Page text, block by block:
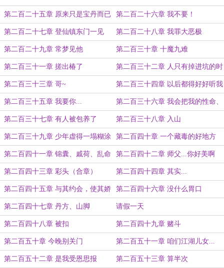
宫
第二百二十五章 原来只是宝丹而已 第二百二十六章 我不要！
第二百二十七章 登仙镇东门一见 第二百二十八章 我罪大恶极
第二百二十九章 常梦见他 第二百三十章 十魔九难
第二百三十一章 搓出椿了 第二百三十二章 人只有掉进坑的时
候...
第二百三十三章 哥~ 第二百三十四章 以后都得好好听我
的，我绝不会害你
第二百三十五章 我要你... 第二百三十六章 我会把我的性命、
我的全部都交给你
第二百三十七章 有人被包养了 第二百三十八章 入山
第二百三十九章 少年虚得一塌糊涂 第二百四十章 一个藏毒的好地方
第二百四十一章 锦囊、戚荷、乱命
道
第二百四十二章 师父...你好美啊
第二百四十三章 彩头（合章） 第二百四十四章 其实...
第二百四十五章 与其约会，使其娇
羞
第二百四十六章 没什么胃口
第二百四十七章 丹方、山脚 请假一天
第二百四十八章 被扣 第二百四十九章 赌斗
第二百五十章 今晚别关门 第二百五十一章 咱们江湖儿女...
第二百五十二章 是我受恩思报 第二百五十三章 算半次